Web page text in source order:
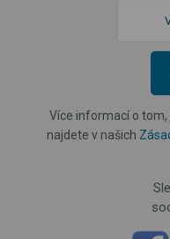
Více informací o
najdete v našich